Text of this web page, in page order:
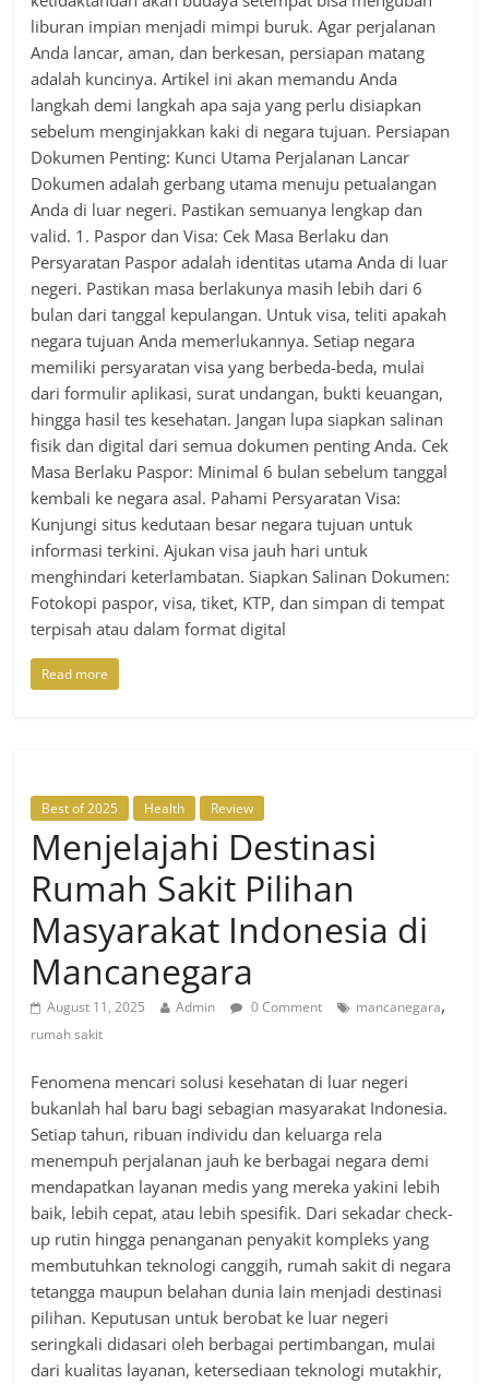
liburan impian menjadi mimpi buruk. Agar perjalanan
Anda lancar, aman, dan berkesan, persiapan matang
adalah kuncinya. Artikel ini akan memandu Anda
langkah demi langkah apa saja yang perlu disiapkan
sebelum menginjakkan kaki di negara tujuan. Persiapan
Dokumen Penting: Kunci Utama Perjalanan Lancar
Dokumen adalah gerbang utama menuju petualangan
Anda di luar negeri. Pastikan semuanya lengkap dan
valid. 1. Paspor dan Visa: Cek Masa Berlaku dan
Persyaratan Paspor adalah identitas utama Anda di luar
negeri. Pastikan masa berlakunya masih lebih dari 6
bulan dari tanggal kepulangan. Untuk visa, teliti apakah
negara tujuan Anda memerlukannya. Setiap negara
memiliki persyaratan visa yang berbeda-beda, mulai
dari formulir aplikasi, surat undangan, bukti keuangan,
hingga hasil tes kesehatan. Jangan lupa siapkan salinan
fisik dan digital dari semua dokumen penting Anda. Cek
Masa Berlaku Paspor: Minimal 6 bulan sebelum tanggal
kembali ke negara asal. Pahami Persyaratan Visa:
Kunjungi situs kedutaan besar negara tujuan untuk
informasi terkini. Ajukan visa jauh hari untuk
menghindari keterlambatan. Siapkan Salinan Dokumen:
Fotokopi paspor, visa, tiket, KTP, dan simpan di tempat
terpisah atau dalam format digital
Read more
Best of 2025 Health Review
Menjelajahi Destinasi
Rumah Sakit Pilihan
Masyarakat Indonesia di
Mancanegara
August 11, 2025 Admin 0 Comment mancanegara,
rumah sakit
Fenomena mencari solusi kesehatan di luar negeri
bukanlah hal baru bagi sebagian masyarakat Indonesia.
Setiap tahun, ribuan individu dan keluarga rela
menempuh perjalanan jauh ke berbagai negara demi
mendapatkan layanan medis yang mereka yakini lebih
baik, lebih cepat, atau lebih spesifik. Dari sekadar check-
up rutin hingga penanganan penyakit kompleks yang
membutuhkan teknologi canggih, rumah sakit di negara
tetangga maupun belahan dunia lain menjadi destinasi
pilihan. Keputusan untuk berobat ke luar negeri
seringkali didasari oleh berbagai pertimbangan, mulai
dari kualitas layanan, ketersediaan teknologi mutakhir,